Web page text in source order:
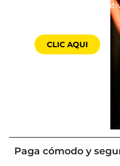
Cumple con
CLIC AQUI
Paga cómodo y